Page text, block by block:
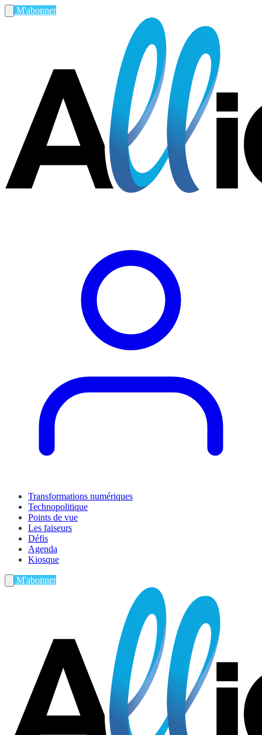
M'abonner
Transformations numériques
Technopolitique
Points de vue
Les faiseurs
Défis
Agenda
Kiosque
M'abonner